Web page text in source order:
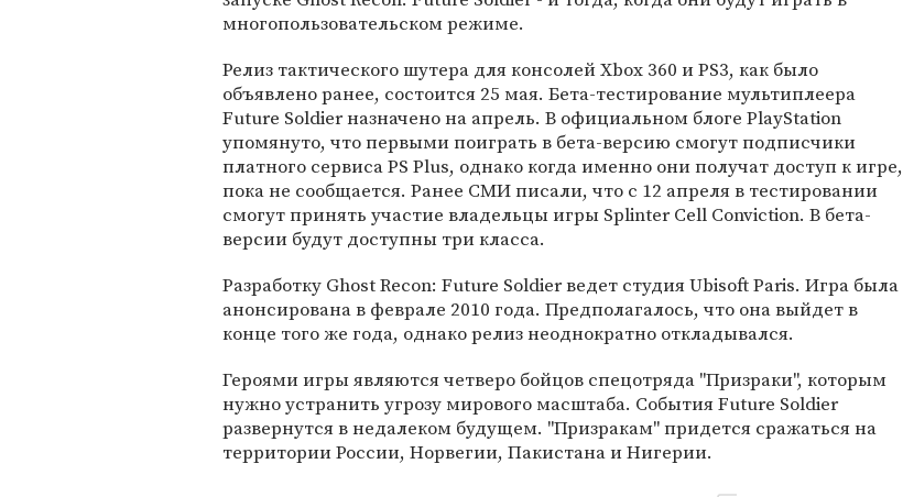
многопользовательском режиме.
Релиз тактического шутера для консолей Xbox 360 и PS3, как было
объявлено ранее, состоится 25 мая. Бета-тестирование мультиплеера
Future Soldier назначено на апрель. В официальном блоге PlayStation
упомянуто, что первыми поиграть в бета-версию смогут подписчики
платного сервиса PS Plus, однако когда именно они получат доступ к игре,
пока не сообщается. Ранее СМИ писали, что с 12 апреля в тестировании
смогут принять участие владельцы игры Splinter Cell Conviction. В бета-
версии будут доступны три класса.
Разработку Ghost Recon: Future Soldier ведет студия Ubisoft Paris. Игра была
анонсирована в феврале 2010 года. Предполагалось, что она выйдет в
конце того же года, однако релиз неоднократно откладывался.
Героями игры являются четверо бойцов спецотряда "Призраки", которым
нужно устранить угрозу мирового масштаба. События Future Soldier
развернутся в недалеком будущем. "Призракам" придется сражаться на
территории России, Норвегии, Пакистана и Нигерии.